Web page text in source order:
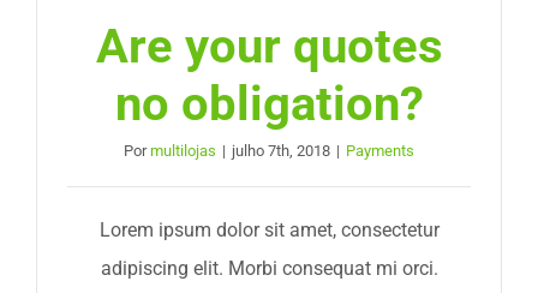
Are your quotes
no obligation?
Pormultilojas | julho 7th, 2018 | Payments
Lorem ipsum dolor sit amet, consectetur
adipiscing elit. Morbi consequat mi orci.